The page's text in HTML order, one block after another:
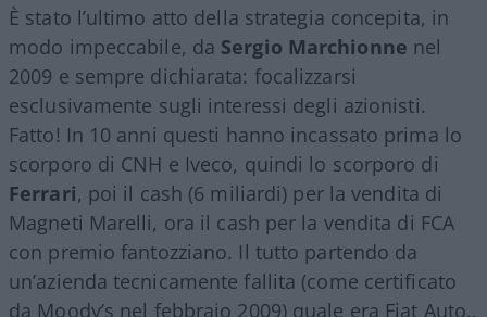
È stato l’ultimo atto della strategia concepita, in
modo impeccabile, da Sergio Marchionne nel
2009 e sempre dichiarata: focalizzarsi
esclusivamente sugli interessi degli azionisti.
Fatto! In 10 anni questi hanno incassato prima lo
scorporo di CNH e Iveco, quindi lo scorporo di
Ferrari, poi il cash (6 miliardi) per la vendita di
Magneti Marelli, ora il cash per la vendita di FCA
con premio fantozziano. Il tutto partendo da
un’azienda tecnicamente fallita (come certificato
da Moody’s nel febbraio 2009) quale era Fiat Auto..